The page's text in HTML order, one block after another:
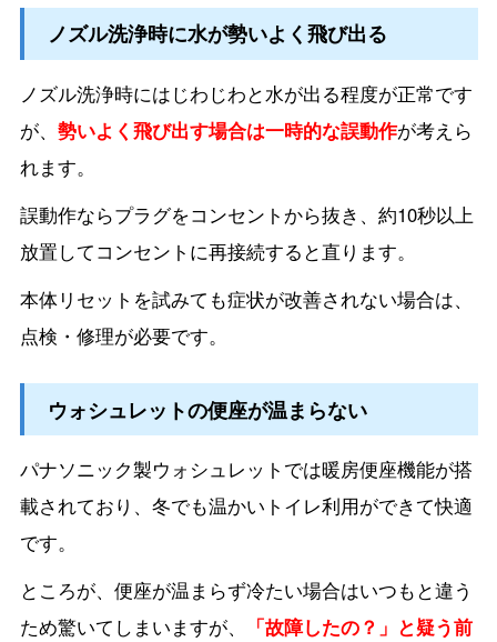
ノズル洗浄時に水が勢いよく飛び出る
ノズル洗浄時にはじわじわと水が出る程度が正常です
が、 勢いよく飛び出す場合は一時的な誤動作が考えら
れます。
誤動作ならプラグをコンセントから抜き、約10秒以上
放置してコンセントに再接続すると直ります。
本体リセットを試みても症状が改善されない場合は、
点検・修理が必要です。
ウォシュレットの便座が温まらない
パナソニック製ウォシュレットでは暖房便座機能が搭
載されており、冬でも温かいトイレ利用ができて快適
です。
ところが、便座が温まらず冷たい場合はいつもと違う
ため驚いてしまいますが、
「故障したの？」と疑う前